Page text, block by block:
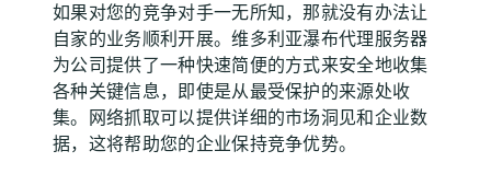
如果对您的竞争对手一无所知，那就没有办法让
自家的业务顺利开展。维多利亚瀑布代理服务器
为公司提供了一种快速简便的方式来安全地收集
各种关键信息，即使是从最受保护的来源处收
集。网络抓取可以提供详细的市场洞见和企业数
据，这将帮助您的企业保持竞争优势。